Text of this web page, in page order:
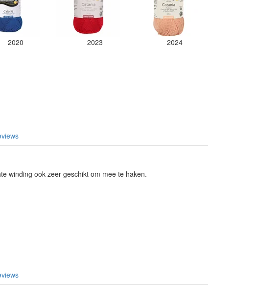
2020 2023 2024
winding ook zeer geschikt om mee te haken.